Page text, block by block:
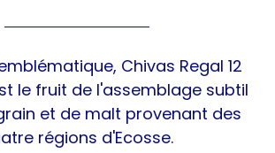
Chivas Regal 12
le fruit de l'assemblage subtil
et de malt provenant des
régions d'Ecosse.